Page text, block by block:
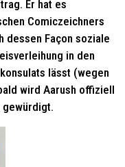
Er hat es
Comiczeichners
dessen Façon soziale
in den
lässt (wegen
wird Aarush offiziell